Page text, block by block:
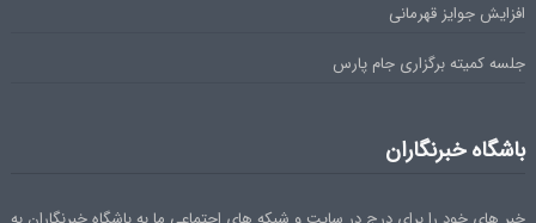
افزایش جوایز قهرمانی
جلسه کمیته برگزاری جام پارس
باشگاه خبرنگاران